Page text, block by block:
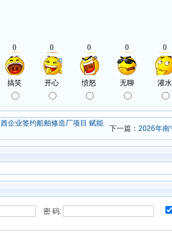
企业签约船舶修造厂项目 赋能
下一篇： 2026年南
密 码: